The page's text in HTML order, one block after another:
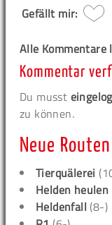
Gefällt mir:
Alle Kommentare
Kommentar
Du musst
zu können.
Neue Routen
Tierquälerei
Helden heulen
Heldenfall (8-)